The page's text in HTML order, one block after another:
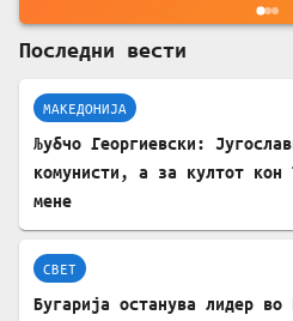
Последни вести
МАКЕДОНИЈА
Љубчо Георгиевски:
комунисти, а за култот кон
мене
СВЕТ
Бугарија останува лидер